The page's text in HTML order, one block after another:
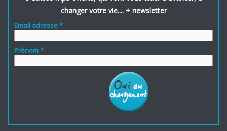
changer votre vie.... + newsletter
Email adresse *
Prénom *